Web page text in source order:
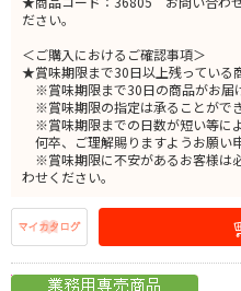
ださい。
＜ご購入におけるご確認事項＞
★賞味期限まで30日以上残っている
※賞味期限まで30日の商品がお届
※賞味期限の指定は承ることができ
※賞味期限までの日数が短い等に
何卒、ご理解賜りますようお願い
※賞味期限に不安があるお客様は
わせください。